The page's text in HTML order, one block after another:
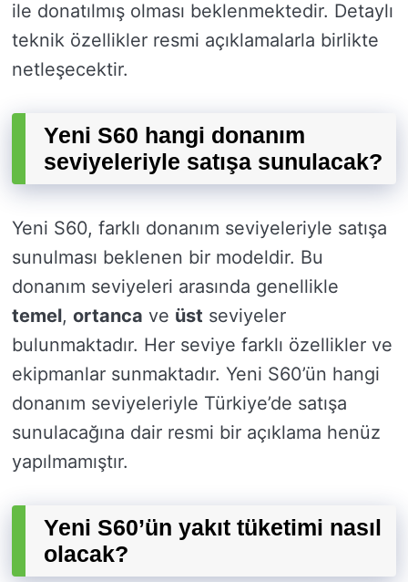
ile donatılmış olması beklenmektedir. Detaylı
teknik özellikler resmi açıklamalarla birlikte
netleşecektir.
Yeni S60 hangi donanım
seviyeleriyle satışa sunulacak?
Yeni S60, farklı donanım seviyeleriyle satışa
sunulması beklenen bir modeldir. Bu
donanım seviyeleri arasında genellikle
temel, ortanca ve üst seviyeler
bulunmaktadır. Her seviye farklı özellikler ve
ekipmanlar sunmaktadır. Yeni S60’ün hangi
donanım seviyeleriyle Türkiye’de satışa
sunulacağına dair resmi bir açıklama henüz
yapılmamıştır.
Yeni S60’ün yakıt tüketimi nasıl
olacak?